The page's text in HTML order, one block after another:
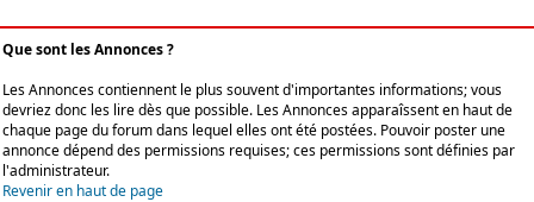
Que sont les Annonces ?
Les Annonces contiennent le plus souvent d'importantes informations; vous
devriez donc les lire dès que possible. Les Annonces apparaîssent en haut de
chaque page du forum dans lequel elles ont été postées. Pouvoir poster une
annonce dépend des permissions requises; ces permissions sont définies par
l'administrateur.
Revenir en haut de page